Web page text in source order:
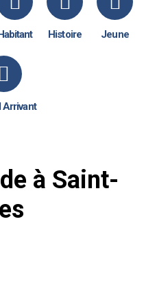
Histoire Jeune
Arrivant
à Saint-